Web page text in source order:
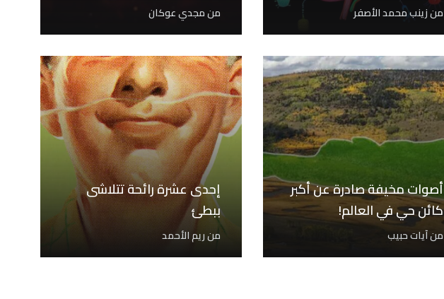
منزينب محمد الأصفر منمجدي عوكان
أصوات مخيفة صادرة عن أكبر
كائن حي في العالم!
منآيات حبيب
إحدى عشرة رائحة تتلاشى
ببطئ
منريم الأحمد